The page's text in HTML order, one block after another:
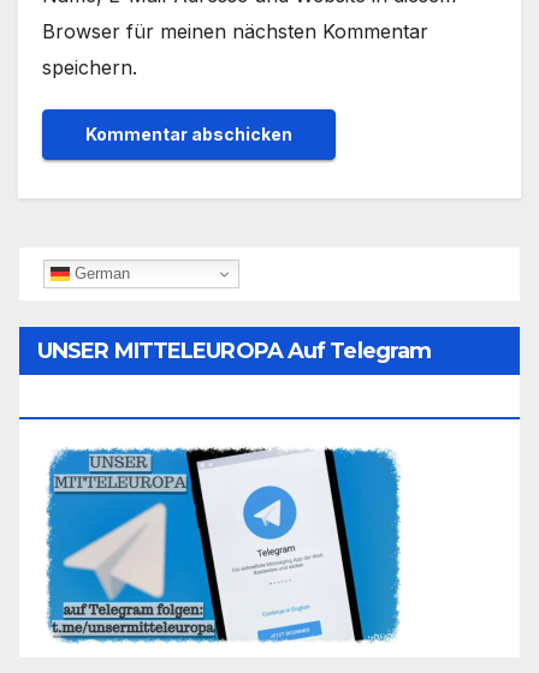
Browser für meinen nächsten Kommentar
speichern.
German
UNSER MITTELEUROPA Auf Telegram